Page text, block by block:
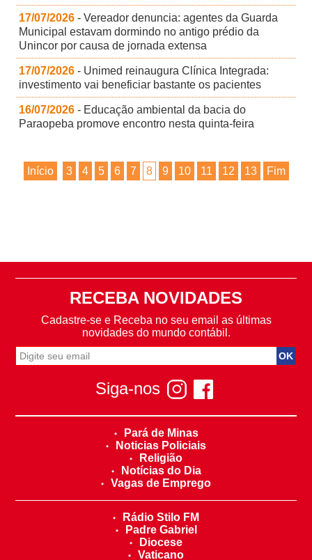
17/07/2026 - Vereador denuncia: agentes da Guarda
Municipal estavam dormindo no antigo prédio da
Unincor por causa de jornada extensa
17/07/2026 - Unimed reinaugura Clínica Integrada:
investimento vai beneficiar bastante os pacientes
16/07/2026 - Educação ambiental da bacia do
Paraopeba promove encontro nesta quinta-feira
Início 3 4 5 6 7 8 9 10 11 12 13 Fim
RECEBA NOVIDADES
Cadastre-se e Receba no seu email as últimas
novidades do mundo contábil.
Siga-nos
Pará de Minas
Noticias Policiais
Religião
Notícias do Dia
Vagas de Emprego
Rádio Stilo FM
Padre Gabriel
Diocese
Vaticano